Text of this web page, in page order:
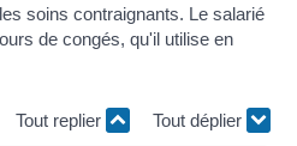
soins contraignants. Le salarié
de congés, qu'il utilise en
Tout replier Tout déplier